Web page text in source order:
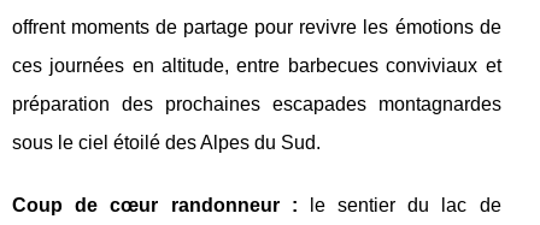
offrent moments de partage pour revivre les émotions de
ces journées en altitude, entre barbecues conviviaux et
préparation des prochaines escapades montagnardes
sous le ciel étoilé des Alpes du Sud.
Coup de cœur randonneur : le sentier du lac de